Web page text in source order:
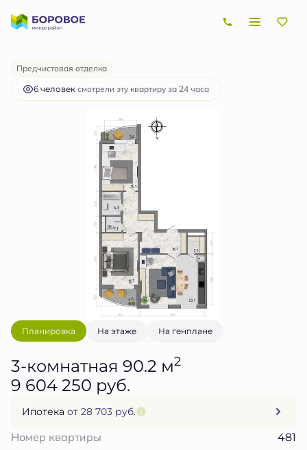
3-комнатная 9 604 250 руб.
Ипотекаот 28 703 руб.
Предчистовая отделка
6 человек смотрели эту квартиру за 24 часа
Планировка На этаже На генплане
3-комнатная 90.2 м2
9 604 250 руб.
Ипотека от 28 703 руб.
Номер квартиры 481